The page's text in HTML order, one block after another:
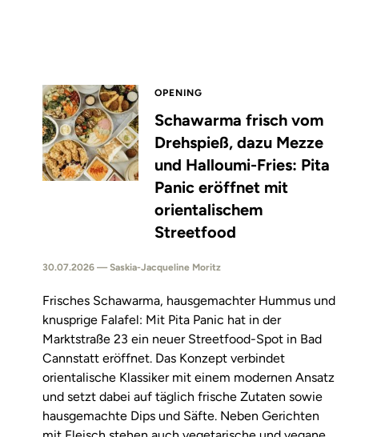
OPENING
Schawarma frisch vom
Drehspieß, dazu Mezze
und Halloumi-Fries: Pita
Panic eröffnet mit
orientalischem
Streetfood
30.07.2026 — Saskia-Jacqueline Moritz
Frisches Schawarma, hausgemachter Hummus und
knusprige Falafel: Mit Pita Panic hat in der
Marktstraße 23 ein neuer Streetfood-Spot in Bad
Cannstatt eröffnet. Das Konzept verbindet
orientalische Klassiker mit einem modernen Ansatz
und setzt dabei auf täglich frische Zutaten sowie
hausgemachte Dips und Säfte. Neben Gerichten